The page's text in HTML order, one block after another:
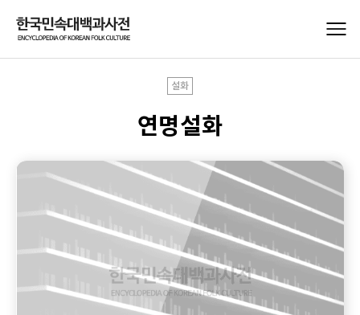
설화
연명설화